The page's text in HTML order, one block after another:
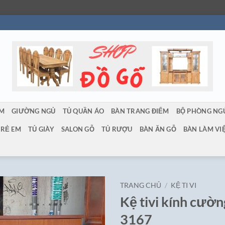
GIƯỜNG NGỦ TỦ QUẦN ÁO BÀN TRANG ĐIỂM BỘ PHÒNG
EM TỦ GIÀY SALON GỖ TỦ RƯỢU BÀN ĂN GỖ BÀN LÀM
TRANG CHỦ / KỆ TI VI
Kệ tivi kính
3167